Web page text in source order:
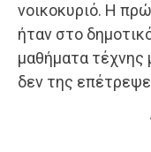
νοικοκυριό. Η
ήταν στο
μαθήματα τέχνης
δεν της